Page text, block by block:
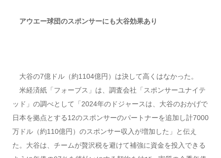
アウエー球団のスポンサーにも大谷効果あり
大谷の7億ドル（約1104億円）は決して高くはなかった。
米経済紙「フォーブス」は、調査会社「スポンサーユナイテ
ッド」の調べとして「2024年のドジャースは、大谷のおかげで
日本を拠点とする12のスポンサーのパートナーを追加し計7000
万ドル（約110億円）のスポンサー収入が増加した」と伝え
た。大谷は、チームが贅沢税を避けて補強に資金を投入できる